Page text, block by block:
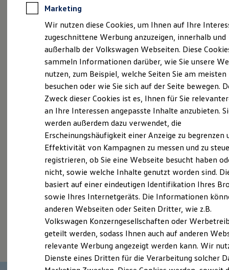
Anpfiff zum Gewinn
Elektroautos
ID. Tutorials
Elektrofahrzeugkonzepte
Reichweite
Reichweite der ID. Modelle
Reichweite im Winter
Laden
Laden unterwegs
Laden Zuhause
Ladezeitensimulator
Batterie
Sicherheit
Garantie und Lebensdauer
Nachhaltigkeit
Technologie
Kosten und Kauf
Verbrauchskosten
Kaufoptionen
E-Auto-Förderung
Software und Konnektivität
Die ID. Software 6
ID. Software Versionen und Updates
Digitale Extras
Schnittstellen zu Ihrem ID.
( Impressum & Rechtliches)
Probefahrt vereinbaren
Fahrzeugangebot anfordern
Serviceanfrage stellen
Marketing
Wir nutzen diese Cookies, um Ihnen auf Ihre
zugeschnittene Werbung anzuzeigen, innerhalb und
außerhalb der Volkswagen Webseiten. Diese
sammeln Informationen darüber, wie Sie unsere
nutzen, zum Beispiel, welche Seiten Sie am meisten
besuchen oder wie Sie sich auf der Seite bewegen.
Zweck dieser Cookies ist es, Ihnen für Sie
an Ihre Interessen angepasste Inhalte anzubieten.
werden außerdem dazu verwendet, die
Erscheinungshäufigkeit einer Anzeige zu begrenzen
Effektivität von Kampagnen zu messen und zu
registrieren, ob Sie eine Webseite besucht haben
nicht, sowie welche Inhalte genutzt worden sind.
basiert auf einer eindeutigen Identifikation Ihres
sowie Ihres Internetgeräts. Die Informationen
anderen Webseiten oder Seiten Dritter, wie z.B.
Volkswagen Konzerngesellschaften oder
geteilt werden, sodass Ihnen auch auf anderen
relevante Werbung angezeigt werden kann. Wir
Dienste eines Dritten für die Verarbeitung solcher